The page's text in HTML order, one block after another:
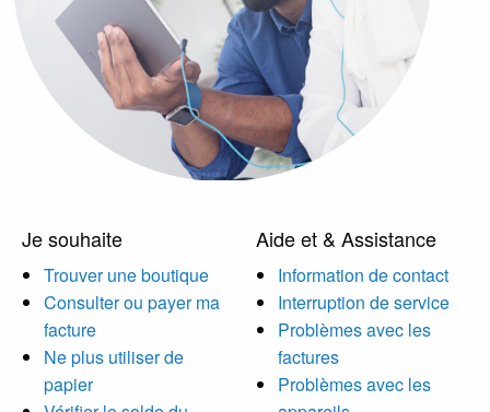
Je souhaite
Trouver une boutique
Consulter ou payer ma
facture
Ne plus utiliser de
papier
Aide et & Assistance
Information de contact
Interruption de service
Problèmes avec les
factures
Problèmes avec les